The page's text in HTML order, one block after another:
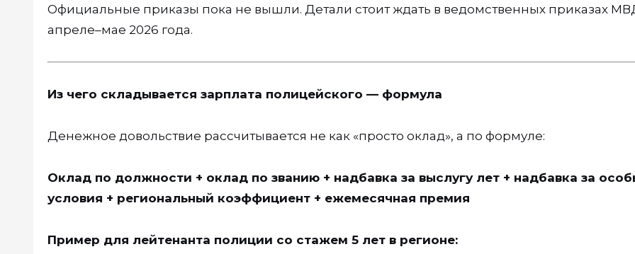
Официальные приказы пока не вышли. Детали стоит ждать в ведомственных приказах
апреле–мае 2026 года.
Из чего складывается зарплата полицейского — формула
Денежное довольствие рассчитывается не как «просто оклад», а по формуле:
Оклад по должности + оклад по званию + надбавка за выслугу лет + надбавка за
условия + региональный коэффициент + ежемесячная премия
Пример для лейтенанта полиции со стажем 5 лет в регионе: